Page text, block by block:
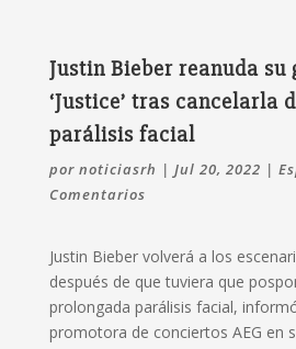
Justin Bieber reanuda
‘Justice’ tras cancelarla
parálisis facial
por noticiasrh | Jul 20, 2022 |
Comentarios
Justin Bieber volverá a los
después de que tuviera que
prolongada parálisis facial,
promotora de conciertos AEG en